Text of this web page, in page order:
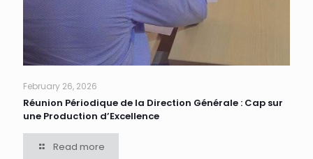
February 26, 2026
Réunion Périodique de la Direction Générale : Cap sur
une Production d’Excellence
Read more